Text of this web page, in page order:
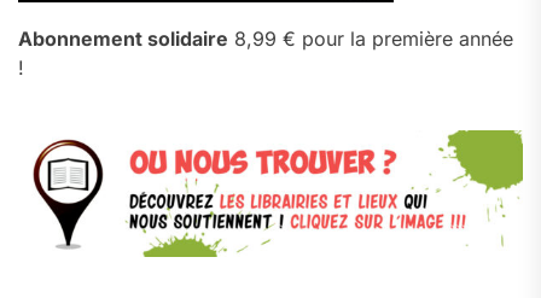
Abonnement solidaire 8,99 € pour la première année
!